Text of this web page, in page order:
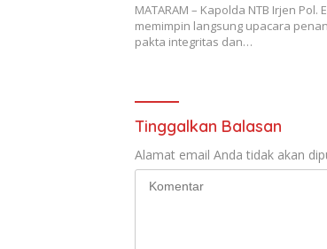
MATARAM – Kapolda NTB Irjen Pol.
memimpin langsung upacara
pakta integritas dan…
Tinggalkan Balasan
Alamat email Anda tidak akan